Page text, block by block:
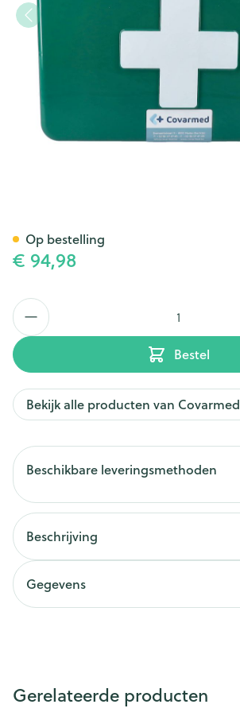
€ 94,98
Aantal
Bestel
Op bestelling
Bekijk alle producten van Covarmed
Beschikbare leveringsmethoden
Beschrijving
Gegevens
Gerelateerde producten